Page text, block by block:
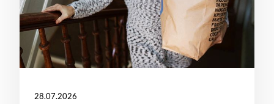
28.07.2026